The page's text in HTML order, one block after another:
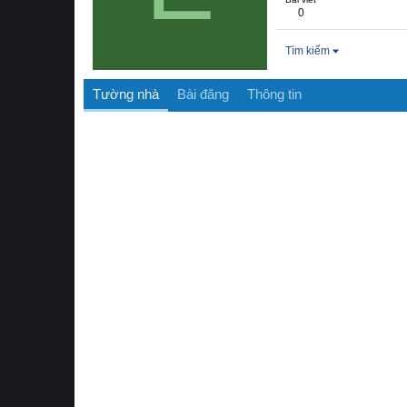
0
Tìm kiếm
Tường nhà Bài đăng Thông tin